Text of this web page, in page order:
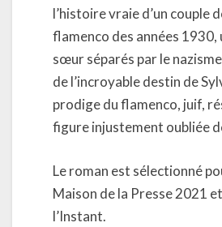
l’histoire vraie d’un couple
flamenco des années 1930,
sœur séparés par le
de l’incroyable destin de
prodige du flamenco, juif,
figure injustement oubliée
Le roman est sélectionné
Maison de la Presse 2021
l’Instant.